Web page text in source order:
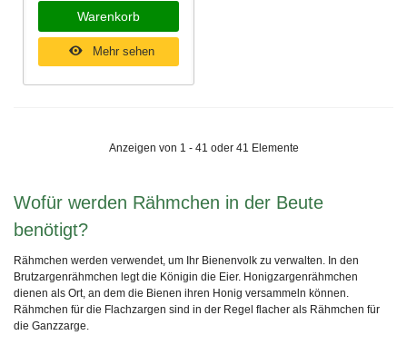
Warenkorb
Mehr sehen
Anzeigen von 1 - 41 oder 41 Elemente
Wofür werden Rähmchen in der Beute
benötigt?
Rähmchen werden verwendet, um Ihr Bienenvolk zu verwalten. In den
Brutzargenrähmchen legt die Königin die Eier. Honigzargenrähmchen
dienen als Ort, an dem die Bienen ihren Honig versammeln können.
Rähmchen für die Flachzargen sind in der Regel flacher als Rähmchen für
die Ganzzarge.